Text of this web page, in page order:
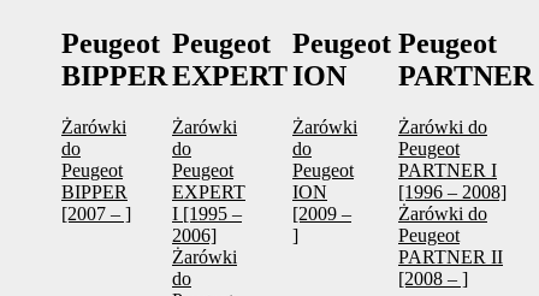
Peugeot
BIPPER
Żarówki
do
Peugeot
BIPPER
[2007 – ]
Peugeot
EXPERT
Żarówki
do
Peugeot
EXPERT
I [1995 –
2006]
Żarówki
do
Peugeot
ION
Żarówki
do
Peugeot
ION
[2009 –
]
Peugeot
PARTNER
Żarówki do
Peugeot
PARTNER I
[1996 – 2008]
Żarówki do
Peugeot
PARTNER II
[2008 – ]